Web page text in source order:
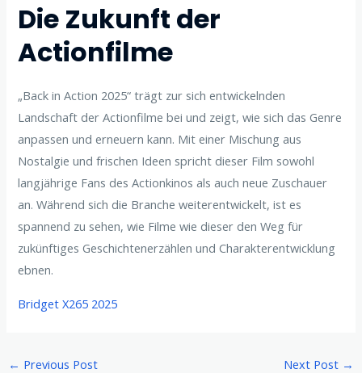
Die Zukunft der
Actionfilme
„Back in Action 2025“ trägt zur sich entwickelnden
Landschaft der Actionfilme bei und zeigt, wie sich das Genre
anpassen und erneuern kann. Mit einer Mischung aus
Nostalgie und frischen Ideen spricht dieser Film sowohl
langjährige Fans des Actionkinos als auch neue Zuschauer
an. Während sich die Branche weiterentwickelt, ist es
spannend zu sehen, wie Filme wie dieser den Weg für
zukünftiges Geschichtenerzählen und Charakterentwicklung
ebnen.
Bridget X265 2025
← Previous Post Next Post →